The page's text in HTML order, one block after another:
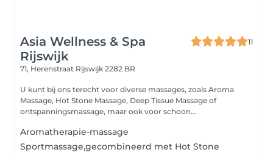
Asia Wellness & Spa
Rijswijk
11
71, Herenstraat Rijswijk 2282 BR
U kunt bij ons terecht voor diverse massages, zoals Aroma
Massage, Hot Stone Massage, Deep Tissue Massage of
ontspanningsmassage, maar ook voor schoon...
Aromatherapie-massage
Sportmassage,gecombineerd met Hot Stone